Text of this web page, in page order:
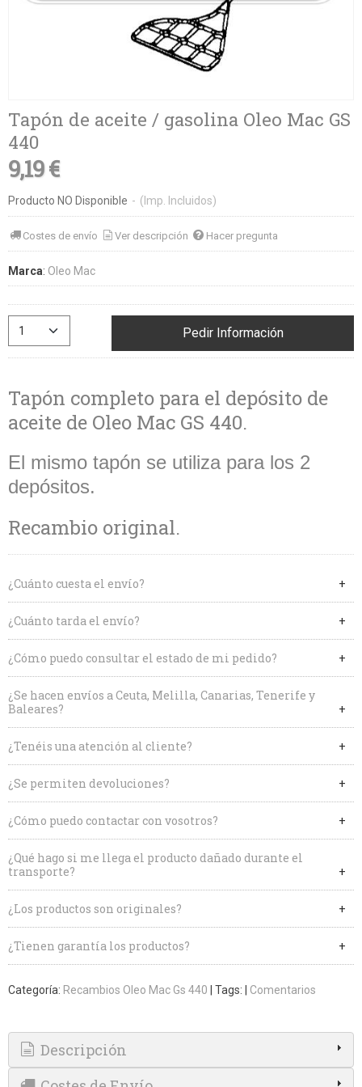
Tapón de aceite / gasolina Oleo Mac GS
440
9,19 €
Producto NO Disponible - (Imp. Incluidos)
Costes de envío Ver descripción Hacer pregunta
Marca: Oleo Mac
Pedir Información
Tapón completo para el depósito de
aceite de Oleo Mac GS 440.
El mismo tapón se utiliza para los 2
depósitos.
Recambio original.
¿Cuánto cuesta el envío?
¿Cuánto tarda el envío?
¿Cómo puedo consultar el estado de mi pedido?
¿Se hacen envíos a Ceuta, Melilla, Canarias, Tenerife y
Baleares?
¿Tenéis una atención al cliente?
¿Se permiten devoluciones?
¿Cómo puedo contactar con vosotros?
¿Qué hago si me llega el producto dañado durante el
transporte?
¿Los productos son originales?
¿Tienen garantía los productos?
Categoría: Recambios Oleo Mac Gs 440 Tags: Comentarios
Descripción